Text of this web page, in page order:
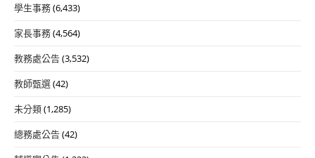
學生事務(6,433)
家長事務(4,564)
教務處公告(3,532)
教師甄選(42)
未分類(1,285)
總務處公告(42)